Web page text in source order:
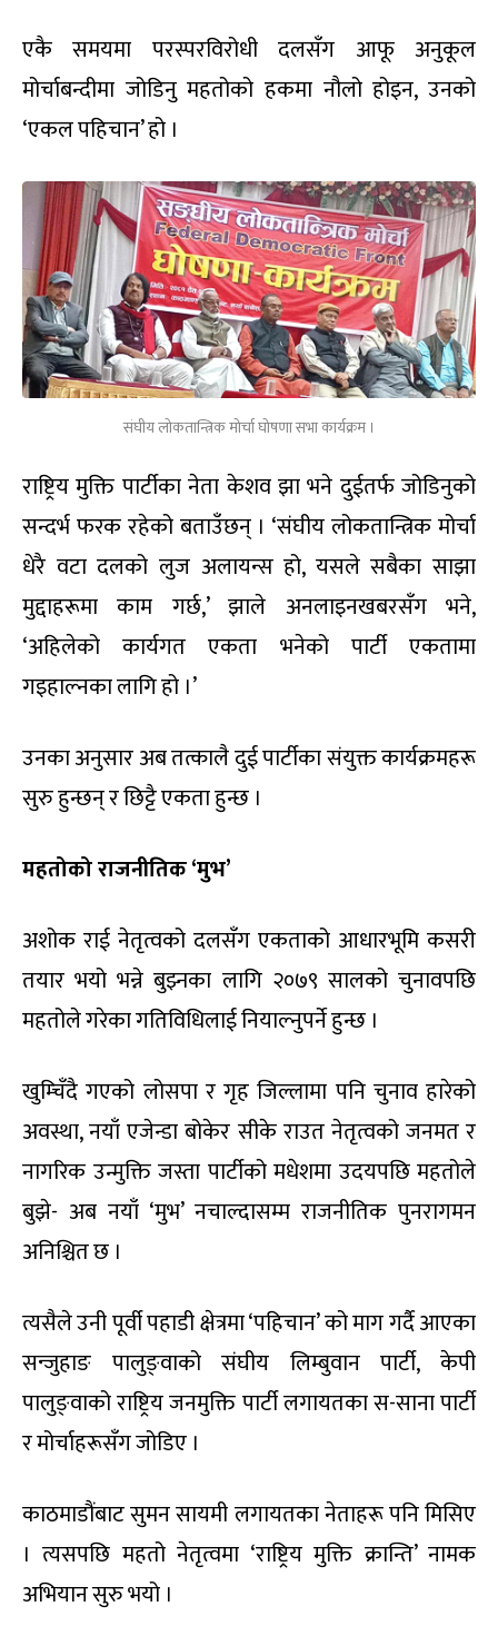
एकै समयमा परस्परविरोधी दलसँग आफू अनुकूल
मोर्चाबन्दीमा जोडिनु महतोको हकमा नौलो होइन, उनको
‘एकल पहिचान’ हो ।
संघीय लोकतान्त्रिक मोर्चा घोषणा सभा कार्यक्रम ।
राष्ट्रिय मुक्ति पार्टीका नेता केशव झा भने दुईतर्फ जोडिनुको
सन्दर्भ फरक रहेको बताउँछन् । ‘संघीय लोकतान्त्रिक मोर्चा
धेरै वटा दलको लुज अलायन्स हो, यसले सबैका साझा
मुद्दाहरूमा काम गर्छ,’ झाले अनलाइनखबरसँग भने,
‘अहिलेको कार्यगत एकता भनेको पार्टी एकतामा
गइहाल्नका लागि हो ।’
उनका अनुसार अब तत्कालै दुई पार्टीका संयुक्त कार्यक्रमहरू
सुरु हुन्छन् र छिट्टै एकता हुन्छ ।
महतोको राजनीतिक ‘मुभ’
अशोक राई नेतृत्वको दलसँग एकताको आधारभूमि कसरी
तयार भयो भन्ने बुझ्नका लागि २०७९ सालको चुनावपछि
महतोले गरेका गतिविधिलाई नियाल्नुपर्ने हुन्छ ।
खुम्चिँदै गएको लोसपा र गृह जिल्लामा पनि चुनाव हारेको
अवस्था, नयाँ एजेन्डा बोकेर सीके राउत नेतृत्वको जनमत र
नागरिक उन्मुक्ति जस्ता पार्टीको मधेशमा उदयपछि महतोले
बुझे- अब नयाँ ‘मुभ’ नचाल्दासम्म राजनीतिक पुनरागमन
अनिश्चित छ ।
त्यसैले उनी पूर्वी पहाडी क्षेत्रमा ‘पहिचान’ को माग गर्दै आएका
सन्जुहाङ पालुङ्वाको संघीय लिम्बुवान पार्टी, केपी
पालुङ्वाको राष्ट्रिय जनमुक्ति पार्टी लगायतका स-साना पार्टी
र मोर्चाहरूसँग जोडिए ।
काठमाडौंबाट सुमन सायमी लगायतका नेताहरू पनि मिसिए
। त्यसपछि महतो नेतृत्वमा ‘राष्ट्रिय मुक्ति क्रान्ति’ नामक
अभियान सुरु भयो ।